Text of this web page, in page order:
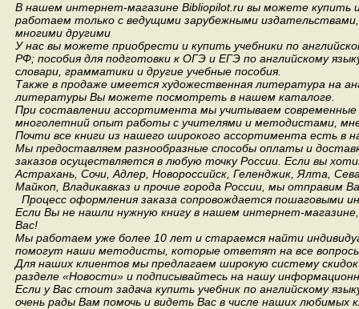
В нашем интернет-магазине Bibliopilot.ru вы можете купить
работаем только с ведущими зарубежными издательствами,
многими другими
У нас вы можете приобрести и купить учебники по
РФ; пособия для подготовки к ОГЭ и ЕГЭ по английскому
словари, грамматики и другие учебные пособия.
Также в продаже имеется художественная литература на
литературы Вы можете посмотреть в нашем каталоге.
При составлении ассортимента мы учитываем
многолетний опыт работы с учителями и методистами,
Почти все книги из нашего широкого ассортимента есть в
Мы предоставляем разнообразные способы оплаты и
заказов осуществляется в любую точку России. Если вы
Астрахань, Сочи, Адлер, Новороссийск, Геленджик, Ялта,
Майкоп, Владикавказ и прочие города России, мы отправим
Процесс оформления заказа сопровождается пошаговыми
Если Вы не нашли нужную книгу в нашем интернет-
Вас!
Мы работаем уже более 10 лет и стараемся найти
помогут наши методисты, которые ответят на все
Для наших клиентов мы предлагаем широкую систему
разделе «Новости» и подписывайтесь на нашу
Если у Вас стоит задача купить учебник по английскому
очень рады Вам помочь и видеть Вас в числе наших любимых